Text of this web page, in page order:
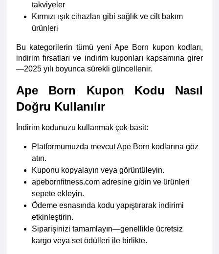
takviyeler
Kırmızı ışık cihazları gibi sağlık ve cilt bakım
ürünleri
Bu kategorilerin tümü yeni Ape Born kupon kodları,
indirim fırsatları ve indirim kuponları kapsamına girer
—2025 yılı boyunca sürekli güncellenir.
Ape Born Kupon Kodu Nasıl
Doğru Kullanılır
İndirim kodunuzu kullanmak çok basit:
Platformumuzda mevcut Ape Born kodlarına göz
atın.
Kuponu kopyalayın veya görüntüleyin.
apebornfitness.com adresine gidin ve ürünleri
sepete ekleyin.
Ödeme esnasında kodu yapıştırarak indirimi
etkinleştirin.
Siparişinizi tamamlayın—genellikle ücretsiz
kargo veya set ödülleri ile birlikte.